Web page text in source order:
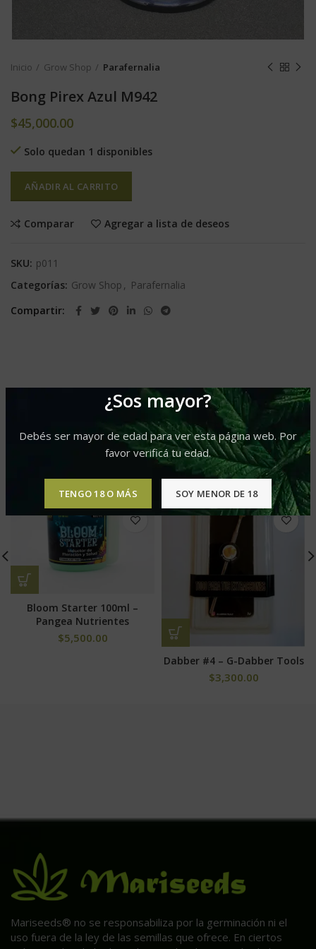
¿Sos mayor?
Debés ser mayor de edad para ver esta página web. Por
favor verificá tu edad.
TENGO 18 O MÁS SOY MENOR DE 18
Inicio Grow Shop Parafernalia
Bong Pirex Azul M942
$45,000.00
Solo quedan 1 disponibles
AÑADIR AL CARRITO
Comparar Agregar a lista de deseos
SKU: p011
Categorías: Grow Shop , Parafernalia
Compartir
PRODUCTOS RELACIONADOS
Bloom Starter 100ml –
Pangea Nutrientes
$5,500.00
Dabber #4 – G-Dabber Tools
$3,300.00
Mariseeds® no se responsabiliza por la germinación ni el
uso fuera de la ley de las semillas que ofrece. En ciertos